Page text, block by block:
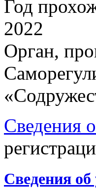
Год
2022
Орган,
Сведения
Сведения об